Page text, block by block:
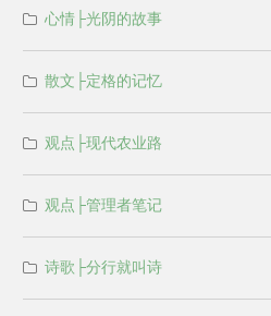
心情├光阴的故事
散文├定格的记忆
观点├现代农业路
观点├管理者笔记
诗歌├分行就叫诗